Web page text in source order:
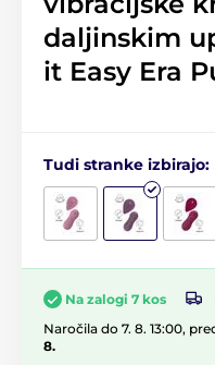
daljinskim
it Easy Era
Tudi stranke izbirajo:
Na zalogi 7 kos
Naročila do 7. 8. 13:00,
8.